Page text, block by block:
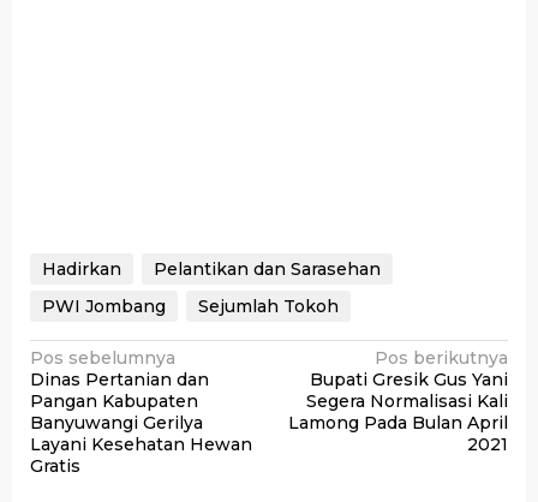
Hadirkan
Pelantikan dan Sarasehan
PWI Jombang
Sejumlah Tokoh
Navigasi
pos
Pos sebelumnya
Dinas Pertanian dan
Pangan Kabupaten
Banyuwangi Gerilya
Layani Kesehatan Hewan
Gratis
Pos berikutnya
Bupati Gresik Gus Yani
Segera Normalisasi Kali
Lamong Pada Bulan April
2021